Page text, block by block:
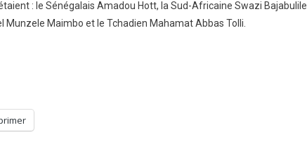
: le Sénégalais Amadou Hott, la Sud-Africaine Swazi Bajabulile
Maimbo et le Tchadien Mahamat Abbas Tolli.